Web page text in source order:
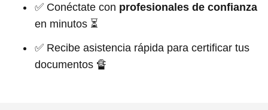
✅ Conéctate con profesionales de confianza
en minutos ⏳
✅ Recibe asistencia rápida para certificar tus
documentos 🔏